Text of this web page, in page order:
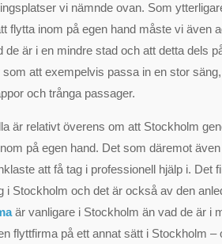
vi nämnde ovan. Som
flytta inom på egen hand måste vi även
de är i en mindre stad och att detta dels
att exempelvis passa in en stor
och trånga passager.
är relativt överens om att Stockholm
på egen hand. Det som däremot
att få tag i professionell hjälp i. Det
i Stockholm och det är också av den
är vanligare i Stockholm än vad de är i
flyttfirma på ett annat sätt i Stockholm